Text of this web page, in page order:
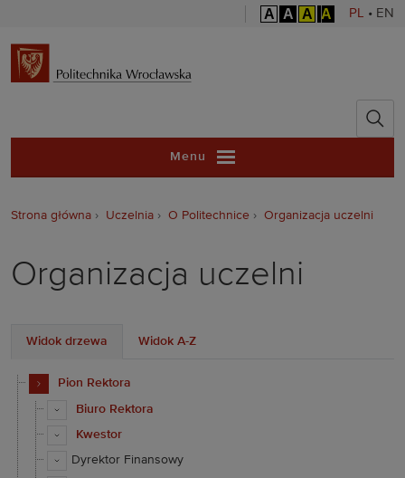
A A A A PL • EN
Politechnika
Menu
Strona główna Uczelnia O Politechnice Organizacja uczelni
Organizacja uczelni
Widok drzewa Widok A-Z
Pion Rektora
Biuro Rektora
Kwestor
Dyrektor Finansowy